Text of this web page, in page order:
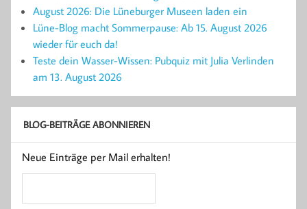
August 2026: Die Lüneburger Museen laden ein
Lüne-Blog macht Sommerpause: Ab 15. August 2026
wieder für euch da!
Teste dein Wasser-Wissen: Pubquiz mit Julia Verlinden
am 13. August 2026
BLOG-BEITRÄGE ABONNIEREN
Neue Einträge per Mail erhalten!